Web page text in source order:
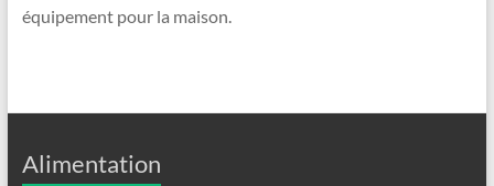
équipement pour la maison.
Alimentation